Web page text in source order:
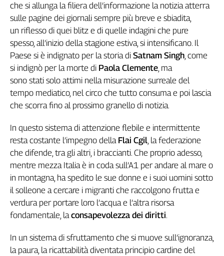
Cgil
Collettiva
Academy
Collettiva
Play
Rubriche
Collettiva
Talk
settimana
Collettiva
Girasoli
Il
Sassolino
Linea
Economica
It
Inserti
che si allunga la filiera dell’informazione la notizia atterra
sulle pagine dei giornali sempre più breve e sbiadita,
un riflesso di quei blitz e di quelle indagini che pure
spesso, all’inizio della stagione estiva, si intensificano. Il
Paese si è indignato per la storia di Satnam Singh, come
si indignò per la morte di Paola Clemente, ma
sono stati solo attimi nella misurazione surreale del
tempo mediatico, nel circo che tutto consuma e poi lascia
che scorra fino al prossimo granello di notizia.
In questo sistema di attenzione flebile e intermittente
resta costante l’impegno dellaFlai Cgil, la federazione
che difende, tra gli altri, i braccianti. Che proprio adesso,
mentre mezza Italia è in coda sull’A1 per andare al mare o
in montagna, ha spedito le sue donne e i suoi uomini sotto
il solleone a cercare i migranti che raccolgono frutta e
verdura per portare loro l’acqua e l’altra risorsa
fondamentale, laconsapevolezza dei diritti.
In un sistema di sfruttamento che si muove sull’ignoranza,
la paura, la ricattabilità diventata principio cardine del